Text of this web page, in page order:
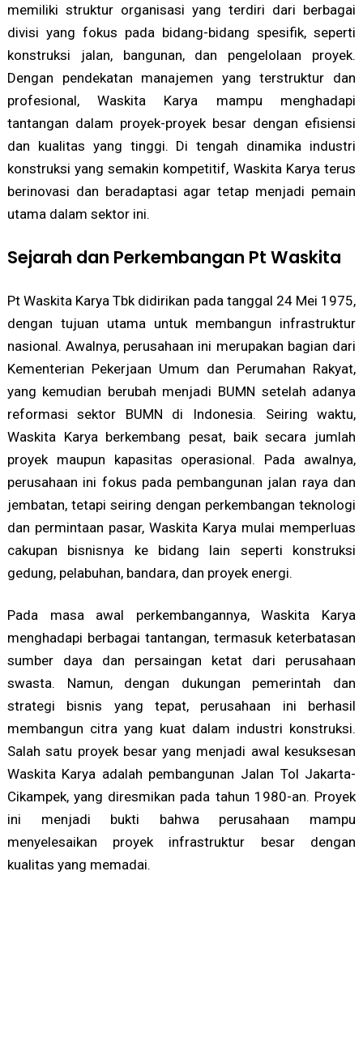
memiliki struktur organisasi yang terdiri dari berbagai
divisi yang fokus pada bidang-bidang spesifik, seperti
konstruksi jalan, bangunan, dan pengelolaan proyek.
Dengan pendekatan manajemen yang terstruktur dan
profesional, Waskita Karya mampu menghadapi
tantangan dalam proyek-proyek besar dengan efisiensi
dan kualitas yang tinggi. Di tengah dinamika industri
konstruksi yang semakin kompetitif, Waskita Karya terus
berinovasi dan beradaptasi agar tetap menjadi pemain
utama dalam sektor ini.
Sejarah dan Perkembangan Pt Waskita
Pt Waskita Karya Tbk didirikan pada tanggal 24 Mei 1975,
dengan tujuan utama untuk membangun infrastruktur
nasional. Awalnya, perusahaan ini merupakan bagian dari
Kementerian Pekerjaan Umum dan Perumahan Rakyat,
yang kemudian berubah menjadi BUMN setelah adanya
reformasi sektor BUMN di Indonesia. Seiring waktu,
Waskita Karya berkembang pesat, baik secara jumlah
proyek maupun kapasitas operasional. Pada awalnya,
perusahaan ini fokus pada pembangunan jalan raya dan
jembatan, tetapi seiring dengan perkembangan teknologi
dan permintaan pasar, Waskita Karya mulai memperluas
cakupan bisnisnya ke bidang lain seperti konstruksi
gedung, pelabuhan, bandara, dan proyek energi.
Pada masa awal perkembangannya, Waskita Karya
menghadapi berbagai tantangan, termasuk keterbatasan
sumber daya dan persaingan ketat dari perusahaan
swasta. Namun, dengan dukungan pemerintah dan
strategi bisnis yang tepat, perusahaan ini berhasil
membangun citra yang kuat dalam industri konstruksi.
Salah satu proyek besar yang menjadi awal kesuksesan
Waskita Karya adalah pembangunan Jalan Tol Jakarta-
Cikampek, yang diresmikan pada tahun 1980-an. Proyek
ini menjadi bukti bahwa perusahaan mampu
menyelesaikan proyek infrastruktur besar dengan
kualitas yang memadai.